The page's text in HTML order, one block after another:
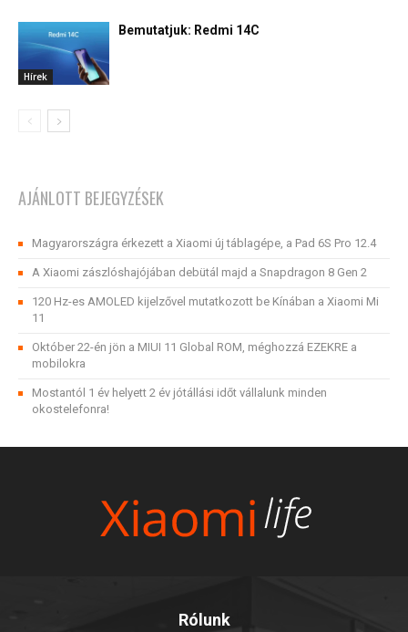
Hírek
Bemutatjuk: Redmi 14C
AJÁNLOTT BEJEGYZÉSEK
Magyarországra érkezett a Xiaomi új táblagépe, a Pad 6S Pro 12.4
A Xiaomi zászlóshajójában debütál majd a Snapdragon 8 Gen 2
120 Hz-es AMOLED kijelzővel mutatkozott be Kínában a Xiaomi Mi
11
Október 22-én jön a MIUI 11 Global ROM, méghozzá EZEKRE a
mobilokra
Mostantól 1 év helyett 2 év jótállási időt vállalunk minden
okostelefonra!
Rólunk